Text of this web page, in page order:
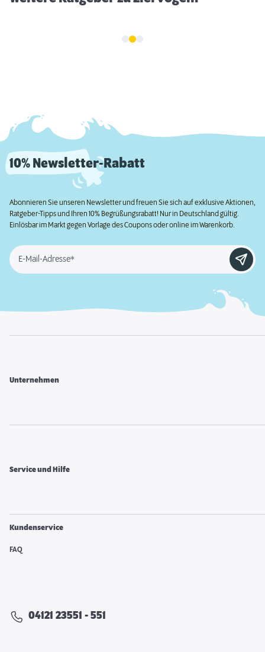
10% Newsletter-Rabatt
Abonnieren Sie unseren Newsletter und freuen Sie sich auf exklusive Aktionen,
Ratgeber-Tipps und Ihren 10% Begrüßungsrabatt! Nur in Deutschland gültig.
Einlösbar im Markt gegen Vorlage des Coupons oder online im Warenkorb.
E-Mail-Adresse*
Unternehmen
Service und Hilfe
Kundenservice
FAQ
04121 23551 - 551